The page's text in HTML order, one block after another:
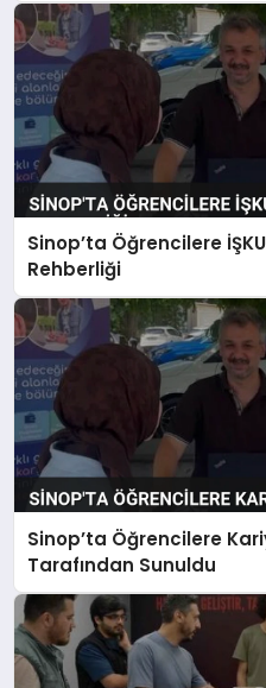
Sinop’ta Öğrencilere
Rehberliği
Sinop’ta Öğrencilere
Tarafından Sunuldu